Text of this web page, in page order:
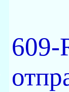
609-